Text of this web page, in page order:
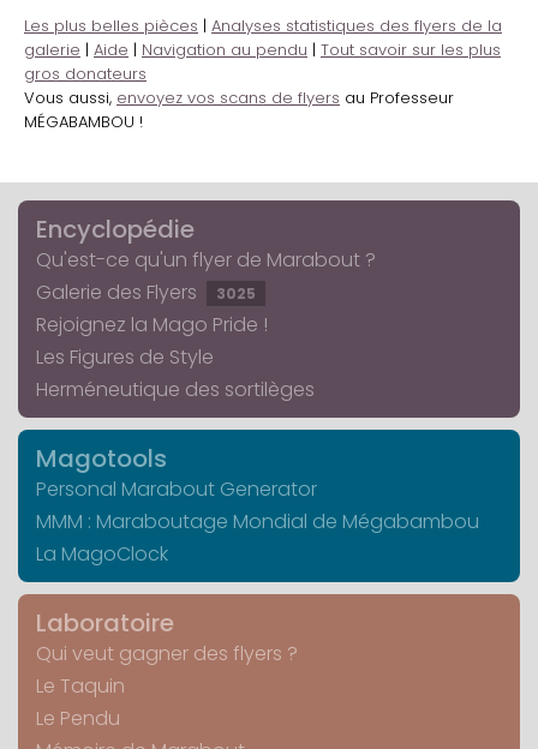
Les plus belles pièces | Analyses statistiques des flyers de la
galerie | Aide | Navigation au pendu | Tout savoir sur les plus
gros donateurs
Vous aussi, envoyez vos scans de flyers au Professeur
MÉGABAMBOU !
Encyclopédie
Qu'est-ce qu'un flyer de Marabout ?
Galerie des Flyers
3025
Rejoignez la Mago Pride !
Les Figures de Style
Herméneutique des sortilèges
Magotools
Personal Marabout Generator
MMM : Maraboutage Mondial de Mégabambou
La MagoClock
Laboratoire
Qui veut gagner des flyers ?
Le Taquin
Le Pendu